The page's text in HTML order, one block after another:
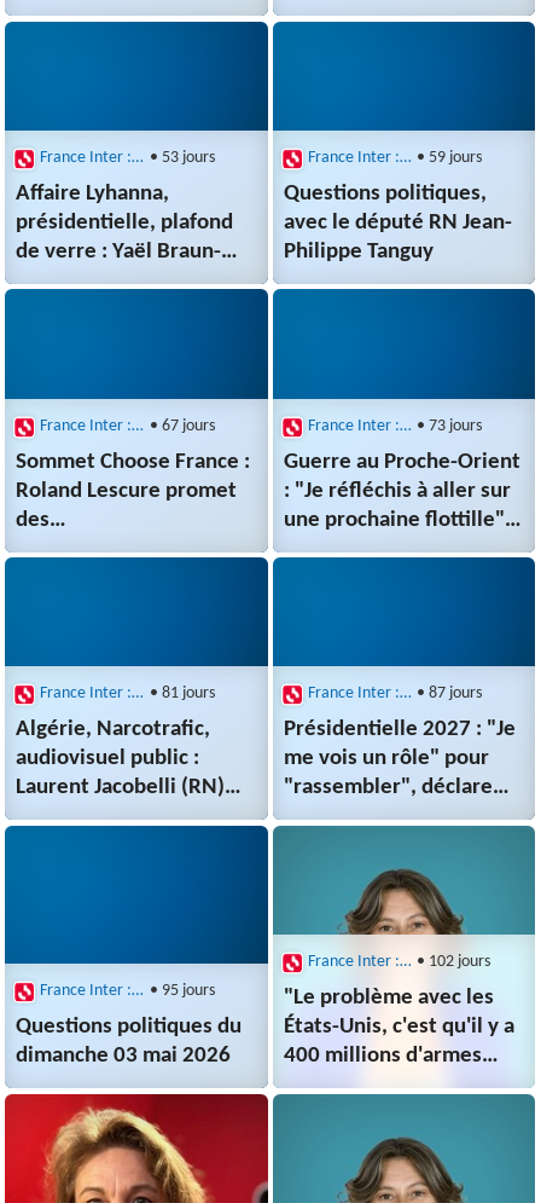
David Amiel
dans une vision militante
France Inter : Questions politiques • 53 jours
Affaire Lyhanna,
présidentielle, plafond
de verre : Yaël Braun-
Pivet invitée de
France Inter : Questions politiques • 59 jours
Questions politiques,
avec le député RN Jean-
Philippe Tanguy
France Inter : Questions politiques • 67 jours
Sommet Choose France :
Roland Lescure promet
des
investissements records
France Inter : Questions politiques • 73 jours
Guerre au Proche-Orient
: "Je réfléchis à aller sur
une prochaine flottille",
déclare l'écologiste
France Inter : Questions politiques • 81 jours
Algérie, Narcotrafic,
audiovisuel public :
Laurent Jacobelli (RN)
invité de QuestionsPol
France Inter : Questions politiques • 87 jours
Présidentielle 2027 : "Je
me vois un rôle" pour
"rassembler", déclare
Dominique de Villepin
France Inter : Questions politiques • 95 jours
Questions politiques du
dimanche 03 mai 2026
France Inter : Questions politiques • 102 jours
"Le problème avec les
États-Unis, c'est qu'il y a
400 millions d'armes
chez les particuliers",